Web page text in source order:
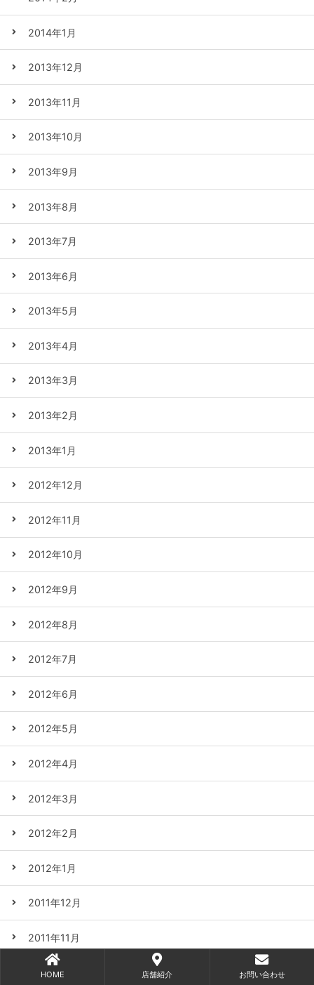
2014年1月
2013年12月
2013年11月
2013年10月
2013年9月
2013年8月
2013年7月
2013年6月
2013年5月
2013年4月
2013年3月
2013年2月
2013年1月
2012年12月
2012年11月
2012年10月
2012年9月
2012年8月
2012年7月
2012年6月
2012年5月
2012年4月
2012年3月
2012年2月
2012年1月
2011年12月
2011年11月
2011年10月
HOME 店舗紹介 お問い合わせ